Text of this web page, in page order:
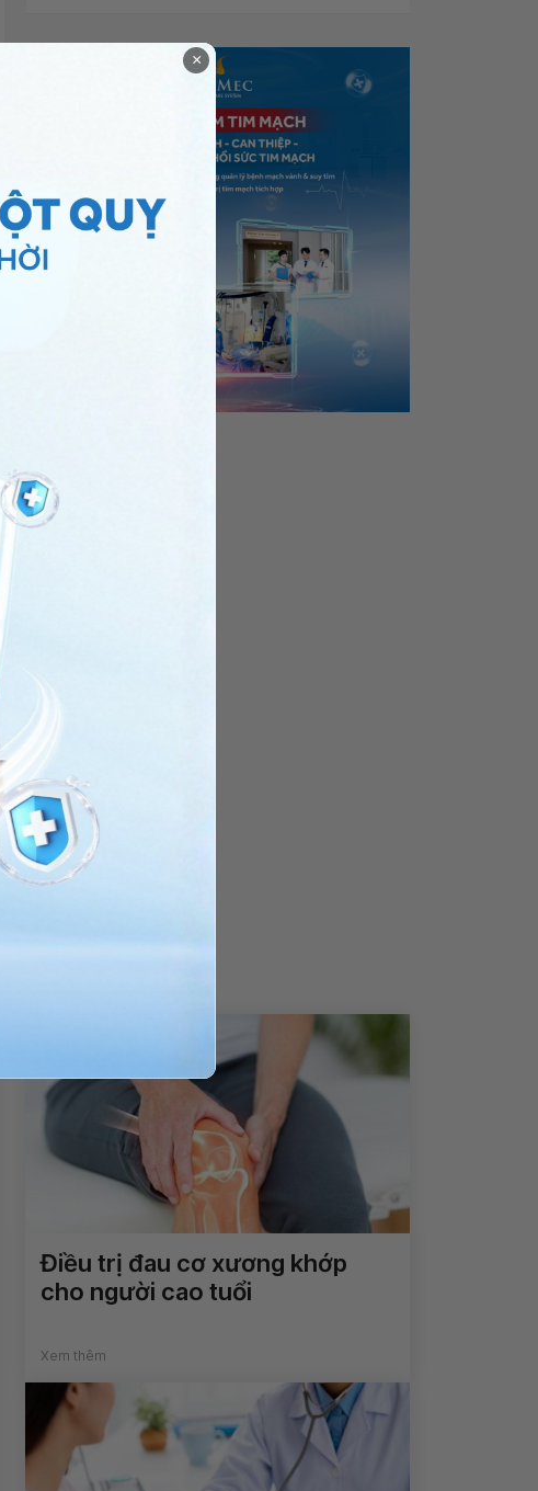
Điều trị đau cơ xương khớp
cho người cao tuổi
Xem thêm
×